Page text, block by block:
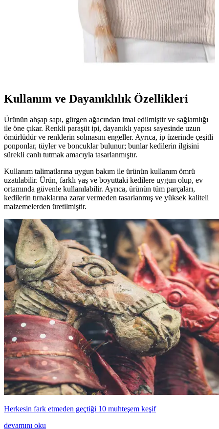
Kedi Ana Kucağı Çantaları: Güvenli ve Konforlu
Kediniz Taşıma Çözümleri
Kedi ana kucağı çantaları, kedilerin güvenli ve konforlu taşınması
için hafif, dayanıklı ve hava geçirgen malzemelerle tasarlanmış
ürünlerdir. Bu çantalar, seyahatlerde ve veteriner ziyaretlerinde
Kullanım ve Dayanıklılık Özellikleri
Ürünün ahşap sapı, gürgen ağacından imal edilmiştir ve sağlamlığı
ile öne çıkar. Renkli paraşüt ipi, dayanıklı yapısı sayesinde uzun
ömürlüdür ve renklerin solmasını engeller. Ayrıca, ip üzerinde çeşitli
ponponlar, tüyler ve boncuklar bulunur; bunlar kedilerin ilgisini
sürekli canlı tutmak amacıyla tasarlanmıştır.
Kullanım talimatlarına uygun bakım ile ürünün kullanım ömrü
uzatılabilir. Ürün, farklı yaş ve boyuttaki kedilere uygun olup, ev
ortamında güvenle kullanılabilir. Ayrıca, ürünün tüm parçaları,
kedilerin tırnaklarına zarar vermeden tasarlanmış ve yüksek kaliteli
malzemelerden üretilmiştir.
Herkesin fark etmeden geçtiği 10 muhteşem keşif
devamını oku